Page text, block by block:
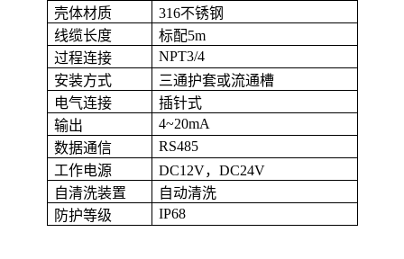
壳体材质
316不锈钢
线缆长度
标配5m
过程连接
NPT3/4
安装方式
三通护套或流通槽
电气连接
插针式
输出
4~20mA
数据通信
RS485
工作电源
DC12V，DC24V
自清洗装置
自动清洗
防护等级
IP68